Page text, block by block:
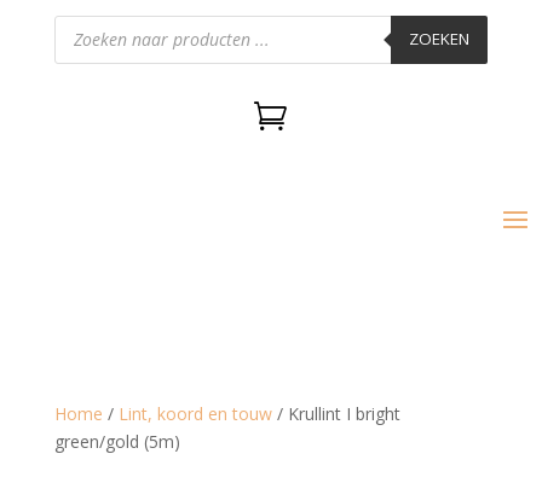
Producten
zoeken ZOEKEN

Home / Lint, koord en touw/ Krullint I bright
green/gold (5m)